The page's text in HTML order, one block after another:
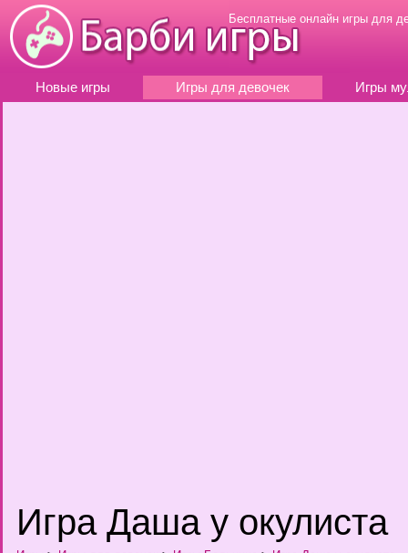
Бесплатные онлайн игры для
Новые игры Игры для девочек Игры
Игра Даша у окулиста